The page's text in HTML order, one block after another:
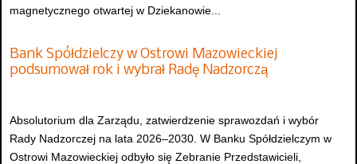
magnetycznego otwartej w Dziekanowie...
Bank Spółdzielczy w Ostrowi Mazowieckiej
podsumował rok i wybrał Radę Nadzorczą
Absolutorium dla Zarządu, zatwierdzenie sprawozdań i wybór
Rady Nadzorczej na lata 2026–2030. W Banku Spółdzielczym w
Ostrowi Mazowieckiej odbyło się Zebranie Przedstawicieli,